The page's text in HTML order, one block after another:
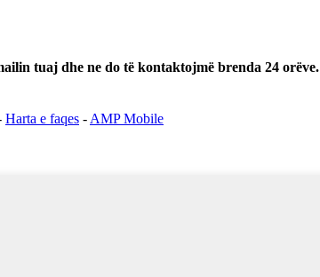
tuaj dhe ne do të kontaktojmë brenda 24 orëve.
Harta e faqes - AMP Mobile